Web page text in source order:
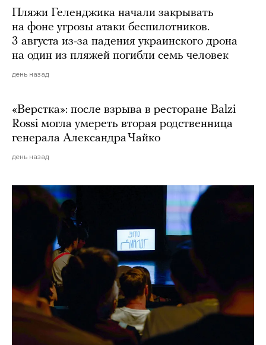
Пляжи Геленджика начали закрывать
на фоне угрозы атаки беспилотников.
3 августа из-за падения украинского дрона
на один из пляжей погибли семь человек
день назад
«Верстка»: после взрыва в ресторане Balzi
Rossi могла умереть вторая родственница
генерала Александра Чайко
день назад